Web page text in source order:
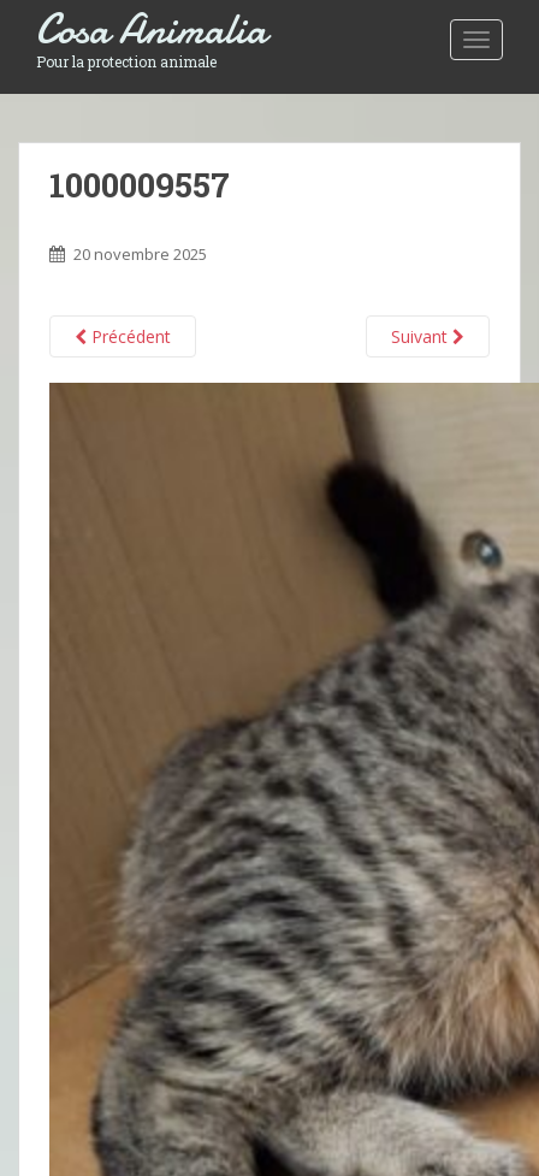
Toggle
Cosa Animalia
Pour la protection animale
1000009557
20 novembre 2025
Précédent Suivant